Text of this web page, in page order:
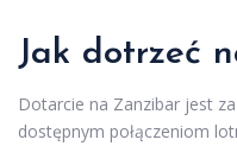
Jak dotrzeć
Dotarcie na Zanzibar jest
dostępnym połączeniom